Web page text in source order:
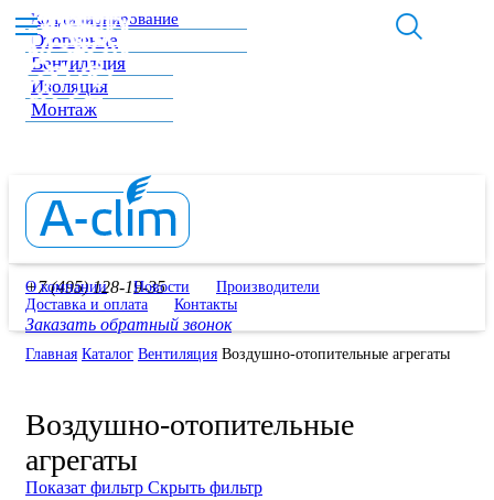
Кондиционирование
Отопление
Вентиляция
Изоляция
Монтаж
+7 (495) 128-19-35
Заказать обратный звонок
О компании Новости
Производители
Доставка и оплата
Контакты
Главная Каталог Вентиляция Воздушно-отопительные агрегаты
Воздушно-отопительные
агрегаты
Показат фильтр Скрыть фильтр